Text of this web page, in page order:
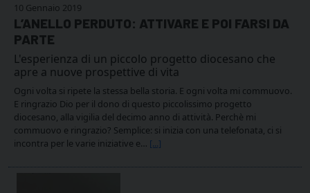
10 Gennaio 2019
L’ANELLO PERDUTO: ATTIVARE E POI FARSI DA
PARTE
L'esperienza di un piccolo progetto diocesano che
apre a nuove prospettive di vita
Ogni volta si ripete la stessa bella storia. E ogni volta mi commuovo.
E ringrazio Dio per il dono di questo piccolissimo progetto
diocesano, alla vigilia del decimo anno di attività. Perchè mi
commuovo e ringrazio? Semplice: si inizia con una telefonata, ci si
incontra per le varie iniziative e… [...]